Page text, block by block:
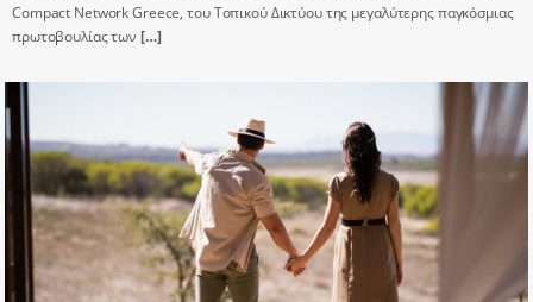
Compact Network Greece, του Τοπικού Δικτύου της μεγαλύτερης παγκόσμιας
πρωτοβουλίας των […]